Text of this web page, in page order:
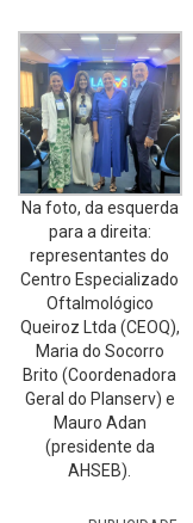
Na foto, da esquerda
para a direita:
representantes do
Centro Especializado
Oftalmológico
Queiroz Ltda (CEOQ),
Maria do Socorro
Brito (Coordenadora
Geral do Planserv) e
Mauro Adan
(presidente da
AHSEB).